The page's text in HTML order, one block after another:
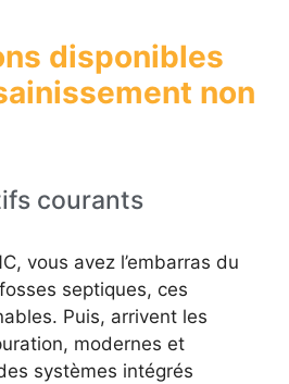
disponibles
non
courants
vous avez l’embarras du
septiques, ces
Puis, arrivent les
modernes et
systèmes intégrés